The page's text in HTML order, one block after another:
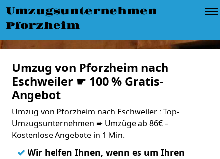
Umzugsunternehmen
Pforzheim
Umzug von Pforzheim nach
Eschweiler ☛ 100 % Gratis-
Angebot
Umzug von Pforzheim nach Eschweiler : Top-
Umzugsunternehmen ➨ Umzüge ab 86€ –
Kostenlose Angebote in 1 Min.
✓ Wir helfen Ihnen, wenn es um Ihren